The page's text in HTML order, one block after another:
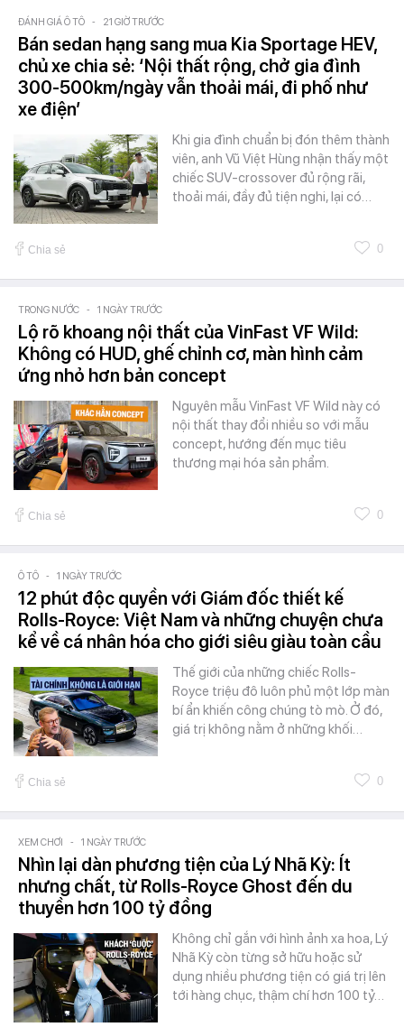
ĐÁNH GIÁ Ô TÔ - 21 GIỜ TRƯỚC
Bán sedan hạng sang mua Kia Sportage HEV,
chủ xe chia sẻ: ‘Nội thất rộng, chở gia đình
300-500km/ngày vẫn thoải mái, đi phố như
xe điện’
Khi gia đình chuẩn bị đón thêm thành
viên, anh Vũ Việt Hùng nhận thấy một
chiếc SUV-crossover đủ rộng rãi,
thoải mái, đầy đủ tiện nghi, lại có…
Chia sẻ 0
TRONG NƯỚC - 1 NGÀY TRƯỚC
Lộ rõ khoang nội thất của VinFast VF Wild:
Không có HUD, ghế chỉnh cơ, màn hình cảm
ứng nhỏ hơn bản concept
Nguyên mẫu VinFast VF Wild này có
nội thất thay đổi nhiều so với mẫu
concept, hướng đến mục tiêu
thương mại hóa sản phẩm.
Chia sẻ 0
Ô TÔ - 1 NGÀY TRƯỚC
12 phút độc quyền với Giám đốc thiết kế
Rolls-Royce: Việt Nam và những chuyện chưa
kể về cá nhân hóa cho giới siêu giàu toàn cầu
Thế giới của những chiếc Rolls-
Royce triệu đô luôn phủ một lớp màn
bí ẩn khiến công chúng tò mò. Ở đó,
giá trị không nằm ở những khối…
Chia sẻ 0
XEM CHƠI - 1 NGÀY TRƯỚC
Nhìn lại dàn phương tiện của Lý Nhã Kỳ: Ít
nhưng chất, từ Rolls-Royce Ghost đến du
thuyền hơn 100 tỷ đồng
Không chỉ gắn với hình ảnh xa hoa, Lý
Nhã Kỳ còn từng sở hữu hoặc sử
dụng nhiều phương tiện có giá trị lên
tới hàng chục, thậm chí hơn 100 tỷ…